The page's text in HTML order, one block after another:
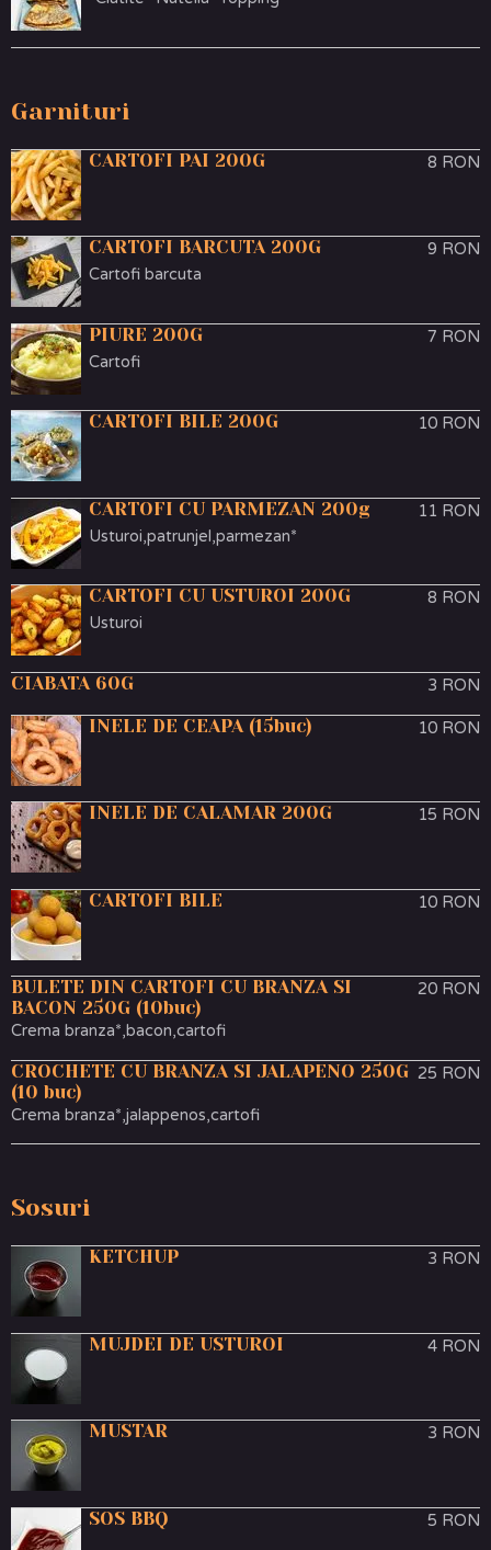
Garnituri
CARTOFI PAI 200G 8 RON
CARTOFI BARCUTA 200G
9 RON
Cartofi barcuta
PIURE 200G
7 RON
Cartofi
CARTOFI BILE 200G 10 RON
CARTOFI CU PARMEZAN 200g
11 RON
Usturoi,patrunjel,parmezan*
CARTOFI CU USTUROI 200G
8 RON
Usturoi
CIABATA 60G 3 RON
INELE DE CEAPA (15buc) 10 RON
INELE DE CALAMAR 200G 15 RON
CARTOFI BILE 10 RON
BULETE DIN CARTOFI CU BRANZA SI
BACON 250G (10buc)
20 RON
Crema branza*,bacon,cartofi
CROCHETE CU BRANZA SI JALAPENO 250G
(10 buc)
25 RON
Crema branza*,jalappenos,cartofi
Sosuri
KETCHUP 3 RON
MUJDEI DE USTUROI 4 RON
MUSTAR 3 RON
SOS BBQ 5 RON